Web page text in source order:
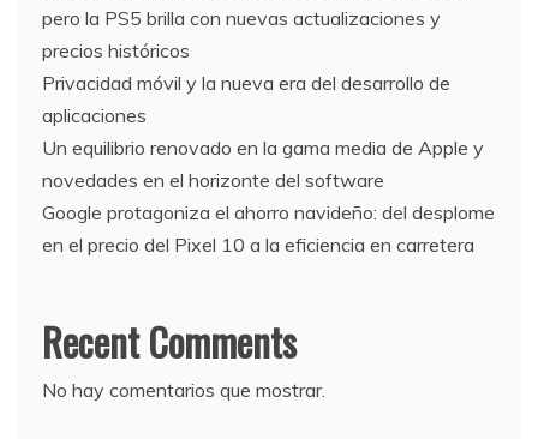
pero la PS5 brilla con nuevas actualizaciones y
precios históricos
Privacidad móvil y la nueva era del desarrollo de
aplicaciones
Un equilibrio renovado en la gama media de Apple y
novedades en el horizonte del software
Google protagoniza el ahorro navideño: del desplome
en el precio del Pixel 10 a la eficiencia en carretera
Recent Comments
No hay comentarios que mostrar.